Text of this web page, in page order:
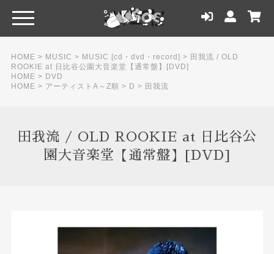
HOME > MUSIC > MUSIC [cd・dvd・record] > 田我流 / OLD
ROOKIE at 日比谷公園大音楽堂【通常盤】[DVD]
HOME > DVD
HOME > アーティストA～Z順 > D > 田我流
田我流 / OLD ROOKIE at 日比谷公
園大音楽堂【通常盤】[DVD]